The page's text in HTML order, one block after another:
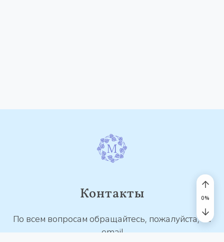
Контакты
По всем вопросам обращайтесь, пожалуйста, на
email